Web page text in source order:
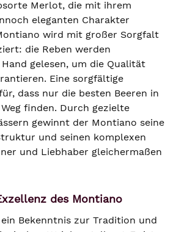
Merlot, die mit ihrem
eleganten Charakter
wird mit großer Sorgfalt
die Reben werden
gelesen, um die Qualität
Eine sorgfältige
dass nur die besten Beeren in
finden. Durch gezielte
gewinnt der Montiano seine
und seinen komplexen
und Liebhaber gleichermaßen
des Montiano
Bekenntnis zur Tradition und